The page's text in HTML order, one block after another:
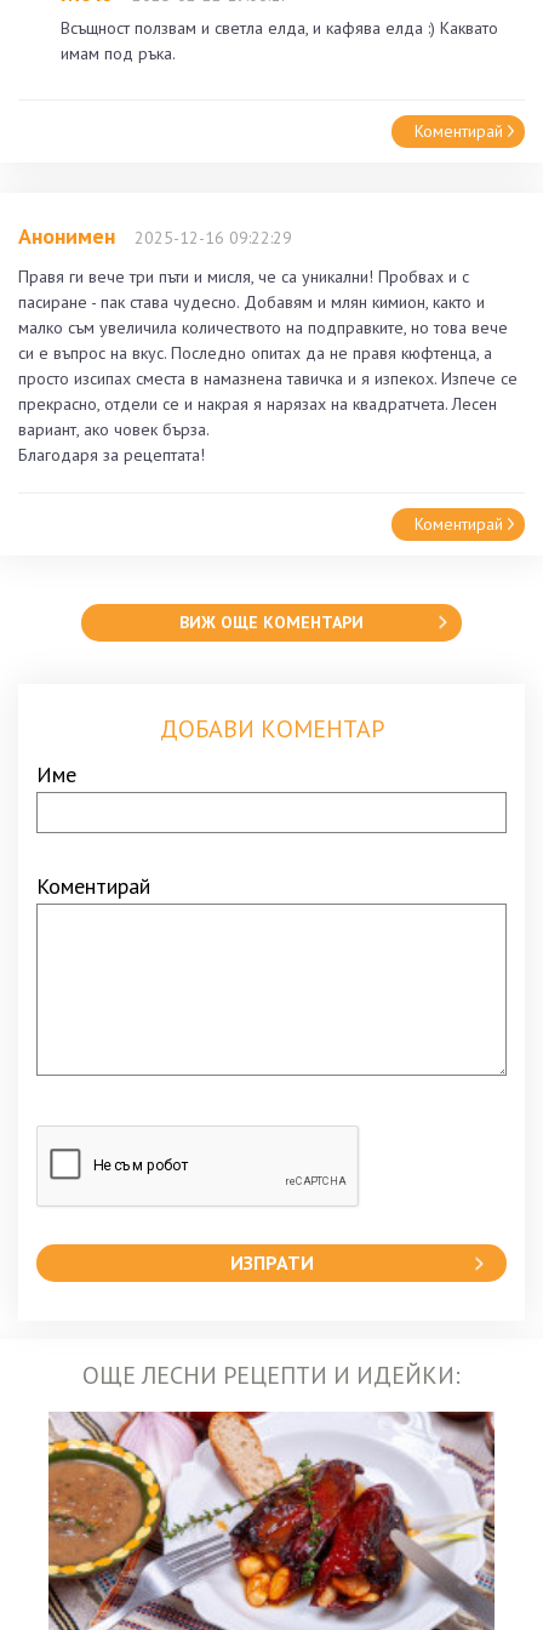
Всъщност ползвам и светла елда, и кафява елда :) Каквато
имам под ръка.
Коментирай
Анонимен
2025-12-16 09:22:29
Правя ги вече три пъти и мисля, че са уникални! Пробвах и с
пасиране - пак става чудесно. Добавям и млян кимион, както и
малко съм увеличила количеството на подправките, но това вече
си е въпрос на вкус. Последно опитах да не правя кюфтенца, а
просто изсипах сместа в намазнена тавичка и я изпекох. Изпече се
прекрасно, отдели се и накрая я нарязах на квадратчета. Лесен
вариант, ако човек бърза.
Благодаря за рецептата!
Коментирай
ВИЖ ОЩЕ КОМЕНТАРИ
ДОБАВИ КОМЕНТАР
Име
Коментирай
ИЗПРАТИ
ОЩЕ ЛЕСНИ РЕЦЕПТИ И ИДЕЙКИ: